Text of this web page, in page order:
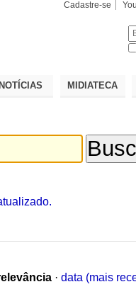
Cadastre-se
NOTÍCIAS MIDIATECA
· data (mais